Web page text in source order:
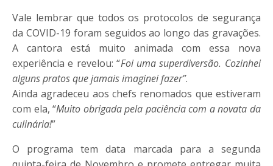
Vale lembrar que todos os protocolos de segurança
da COVID-19 foram seguidos ao longo das gravações.
A cantora está muito animada com essa nova
experiência e revelou: “Foi uma superdiversão. Cozinhei
alguns pratos que jamais imaginei fazer”.
Ainda agradeceu aos chefs renomados que estiveram
com ela, “Muito obrigada pela paciência com a novata da
culinária!”
O programa tem data marcada para a segunda